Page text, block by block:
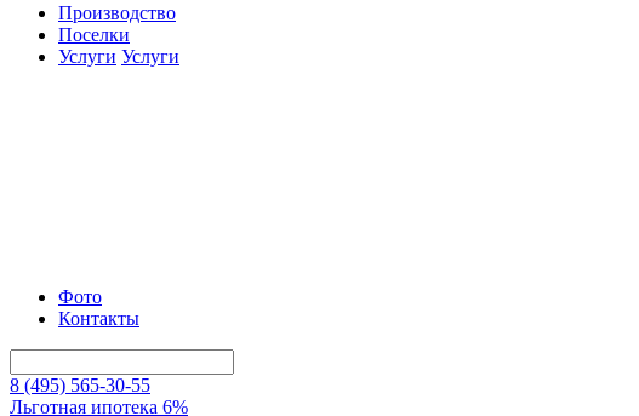
Производство
Поселки
Услуги Услуги
Фото
Контакты
8 (495) 565-30-55
Льготная ипотека 6%